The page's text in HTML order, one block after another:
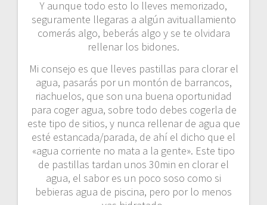
Y aunque todo esto lo lleves memorizado,
seguramente llegaras a algún avituallamiento
comerás algo, beberás algo y se te olvidara
rellenar los bidones.
Mi consejo es que lleves pastillas para clorar el
agua, pasarás por un montón de barrancos,
riachuelos, que son una buena oportunidad
para coger agua, sobre todo debes cogerla de
este tipo de sitios, y nunca rellenar de agua que
esté estancada/parada, de ahí el dicho que el
«agua corriente no mata a la gente». Este tipo
de pastillas tardan unos 30min en clorar el
agua, el sabor es un poco soso como si
bebieras agua de piscina, pero por lo menos